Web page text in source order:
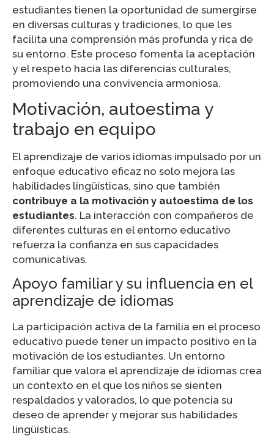
estudiantes tienen la oportunidad de sumergirse
en diversas culturas y tradiciones, lo que les
facilita una comprensión más profunda y rica de
su entorno. Este proceso fomenta la aceptación
y el respeto hacia las diferencias culturales,
promoviendo una convivencia armoniosa.
Motivación, autoestima y
trabajo en equipo
El aprendizaje de varios idiomas impulsado por un
enfoque educativo eficaz no solo mejora las
habilidades lingüísticas, sino que también
contribuye a la motivación y autoestima de los
estudiantes. La interacción con compañeros de
diferentes culturas en el entorno educativo
refuerza la confianza en sus capacidades
comunicativas.
Apoyo familiar y su influencia en el
aprendizaje de idiomas
La participación activa de la familia en el proceso
educativo puede tener un impacto positivo en la
motivación de los estudiantes. Un entorno
familiar que valora el aprendizaje de idiomas crea
un contexto en el que los niños se sienten
respaldados y valorados, lo que potencia su
deseo de aprender y mejorar sus habilidades
lingüísticas.